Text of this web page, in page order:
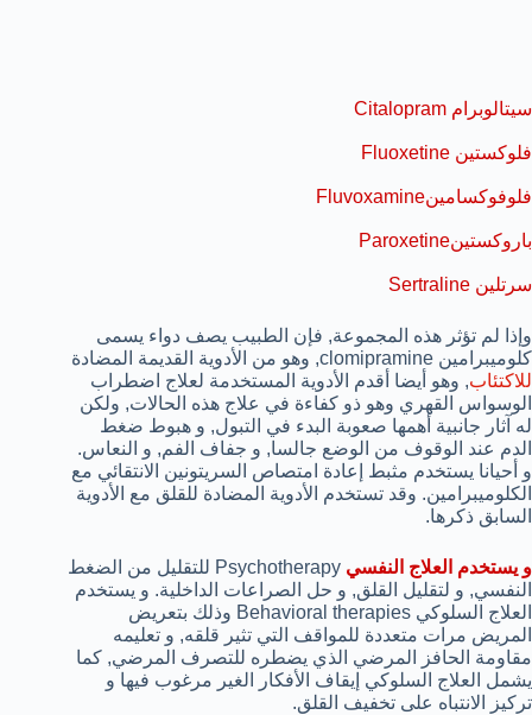
سيتالوبرام Citalopram
فلوكستين Fluoxetine
فلوفوكسامينFluvoxamine
باروكستينParoxetine
سرتلين Sertraline
وإذا لم تؤثر هذه المجموعة, فإن الطبيب يصف دواء يسمى
كلوميبرامين clomipramine, وهو من الأدوية القديمة المضادة
للاكتئاب, وهو أيضا أقدم الأدوية المستخدمة لعلاج اضطراب
الوسواس القهري وهو ذو كفاءة في علاج هذه الحالات, ولكن
له آثار جانبية أهمها صعوبة البدء في التبول, و هبوط ضغط
الدم عند الوقوف من الوضع جالسا, و جفاف الفم, و النعاس.
و أحيانا يستخدم مثبط إعادة امتصاص السريتونين الانتقائي مع
الكلوميبرامين. وقد تستخدم الأدوية المضادة للقلق مع الأدوية
السابق ذكرها.
و يستخدم العلاج النفسي
Psychotherapy للتقليل من الضغط
النفسي, و لتقليل القلق, و حل الصراعات الداخلية. و يستخدم
العلاج السلوكي Behavioral therapies وذلك بتعريض
المريض مرات متعددة للمواقف التي تثير قلقه, و تعليمه
مقاومة الحافز المرضي الذي يضطره للتصرف المرضي, كما
يشمل العلاج السلوكي إيقاف الأفكار الغير مرغوب فيها و
تركيز الانتباه على تخفيف القلق.